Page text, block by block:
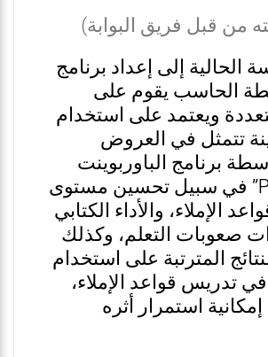
من قبل فريق البوابة)
الحالية إلى إعداد برنامج
الحاسب يقوم على
ويعتمد على استخدام
تتمثل في العروض
برنامج الباوربوينت
“Power Point” في سبيل تحسين مستوى
الإملاء، والأداء الكتابي
صعوبات التعلم، وكذلك
المترتبة على استخدام
في تدريس قواعد الإملاء،
استمرار أثره